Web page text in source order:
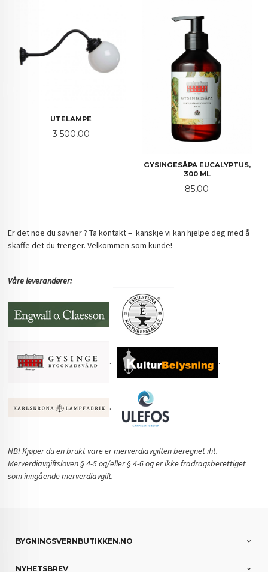
UTELAMPE
Pris
3 500,00
GYSINGESÅPA EUCALYPTUS,
300 ML
Pris
85,00
Er det noe du savner ? Ta kontakt – kanskje vi kan hjelpe deg med å
skaffe det du trenger. Velkommen som kunde!
Våre leverandører:
. .
.
NB! Kjøper du en brukt vare er merverdiavgiften beregnet iht.
Merverdiavgiftsloven § 4-5 og/eller § 4-6 og er ikke fradragsberettiget
som inngående merverdiavgift.
BYGNINGSVERNBUTIKKEN.NO
NYHETSBREV